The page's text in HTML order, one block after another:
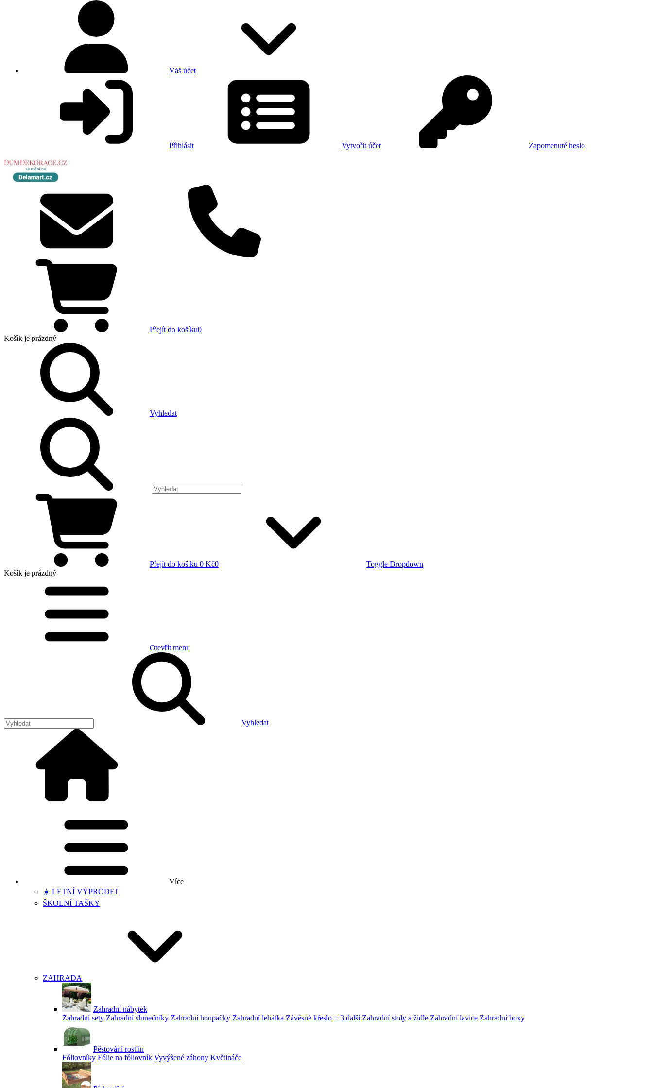
Váš účet
Přihlásit Vytvořit účet Zapomenuté heslo
Přejít do košíku0
Košík je prázdný
Vyhledat
Přejít do košíku 0 Kč0
Toggle Dropdown
Košík je prázdný
Otevřít menu
Vyhledat
Více
☀️ LETNÍ VÝPRODEJ
ŠKOLNÍ TAŠKY
ZAHRADA
Zahradní nábytek
Zahradní sety Zahradní slunečníky Zahradní houpačky Zahradní lehátka Závěsné křeslo + 3 další Zahradní stoly a židle Zahradní lavice Zahradní boxy
Pěstování rostlin
Fóliovníky Fólie na fóliovník Vyvýšené záhony Květináče